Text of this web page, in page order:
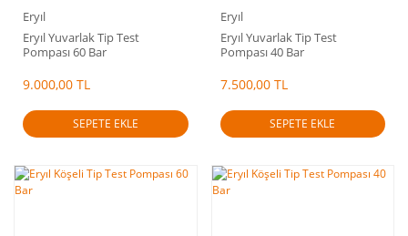
Eryıl
Eryıl Yuvarlak Tip Test
Pompası 60 Bar
9.000,00 TL
SEPETE EKLE
Eryıl
Eryıl Yuvarlak Tip Test
Pompası 40 Bar
7.500,00 TL
SEPETE EKLE